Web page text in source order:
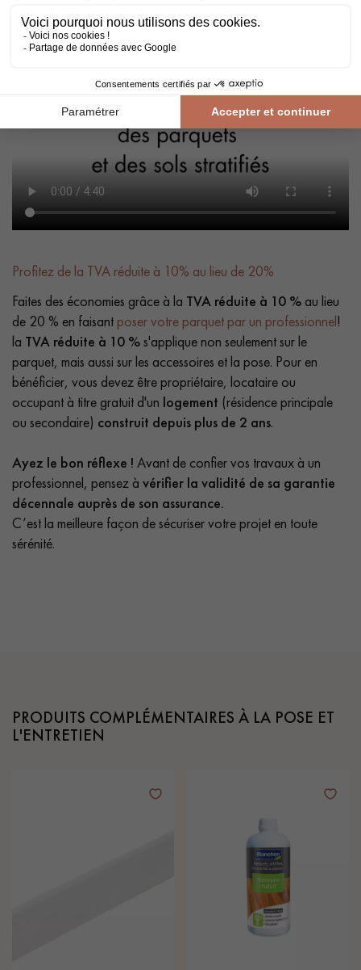
apporte.
Profitez de la TVA réduite à 10% au lieu de 20%
Faites des économies grâce à la TVA réduite à 10 % au lieu
de 20 % en faisant poser votre parquet par un professionnel!
la TVA réduite à 10 %s'applique non seulement sur le
parquet, mais aussi sur les accessoires et la pose. Pour en
bénéficier, vous devez être propriétaire, locataire ou
occupant à titre gratuit d'un logement (résidence principale
ou secondaire) construit depuis plus de 2 ans.
Ayez le bon réflexe ! Avant de confier vos travaux à un
professionnel, pensez à vérifier la validité de sa garantie
décennale auprès de son assurance.
C’est la meilleure façon de sécuriser votre projet en toute
sérénité.
PRODUITS COMPLÉMENTAIRES À LA POSE ET
L'ENTRETIEN